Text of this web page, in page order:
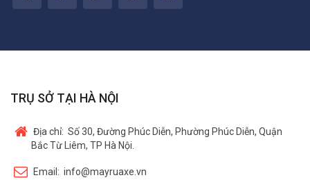
TRỤ SỞ TẠI HÀ NỘI
Địa chỉ: Số 30, Đường Phúc Diễn, Phường Phúc Diễn, Quận
Bắc Từ Liêm, TP Hà Nội.
Email: info@mayruaxe.vn